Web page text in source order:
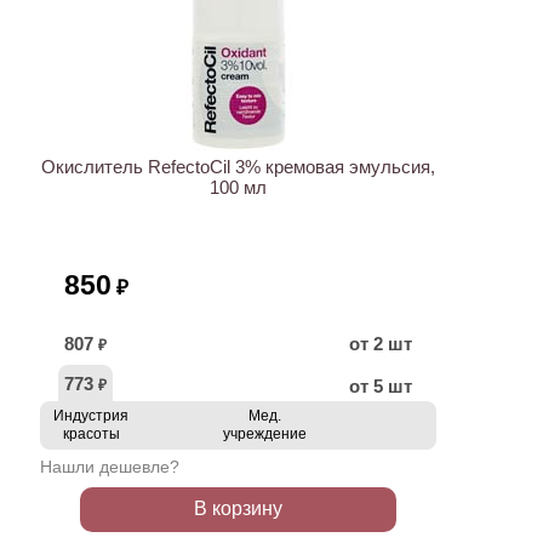
Окислитель RefectoCil 3% кремовая эмульсия,
100 мл
850 ₽
807 ₽
от 2 шт
773 ₽ от 5 шт
Индустрия
красоты
Мед.
учреждение
Нашли дешевле?
В корзину